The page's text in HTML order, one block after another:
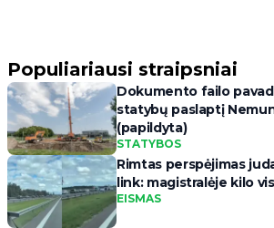
Populiariausi straipsniai
Dokumento failo
statybų paslaptį
(papildyta)
STATYBOS
Rimtas perspėjimas
link: magistralėje kilo
EISMAS